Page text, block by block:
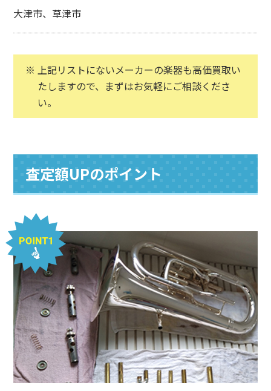
大津市、草津市
上記リストにないメーカーの楽器も高価買取い
たしますので、まずはお気軽にご相談くださ
い。
査定額UPのポイント